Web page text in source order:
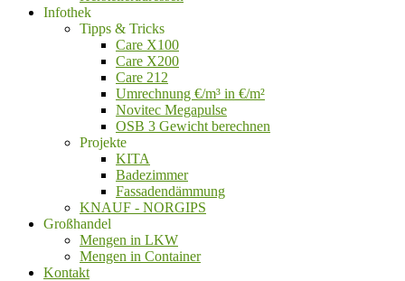
Infothek
Tipps & Tricks
Care X100
Care X200
Care 212
Umrechnung €/m³ in €/m²
Novitec Megapulse
OSB 3 Gewicht berechnen
Projekte
KITA
Badezimmer
Fassadendämmung
KNAUF - NORGIPS
Großhandel
Mengen in LKW
Mengen in Container
Kontakt